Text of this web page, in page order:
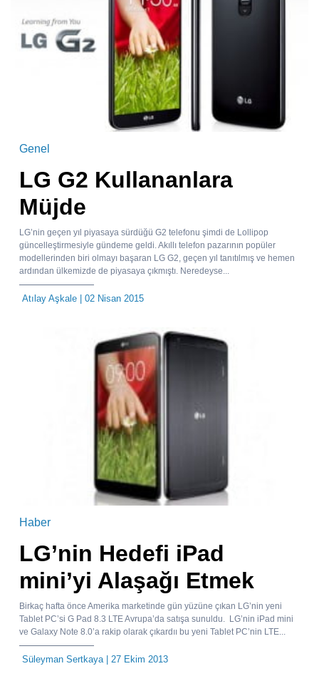
Genel
LG G2 Kullananlara
Müjde
LG’nin geçen yıl piyasaya sürdüğü G2 telefonu şimdi de Lollipop
güncelleştirmesiyle gündeme geldi. Akıllı telefon pazarının popüler
modellerinden biri olmayı başaran LG G2, geçen yıl tanıtılmış ve hemen
ardından ülkemizde de piyasaya çıkmıştı. Neredeyse...
Atılay Aşkale | 02 Nisan 2015
Haber
LG’nin Hedefi iPad
mini’yi Alaşağı Etmek
Birkaç hafta önce Amerika marketinde gün yüzüne çıkan LG’nin yeni
Tablet PC’si G Pad 8.3 LTE Avrupa’da satışa sunuldu. LG’nin iPad mini
ve Galaxy Note 8.0’a rakip olarak çıkardıı bu yeni Tablet PC’nin LTE...
Süleyman Sertkaya | 27 Ekim 2013